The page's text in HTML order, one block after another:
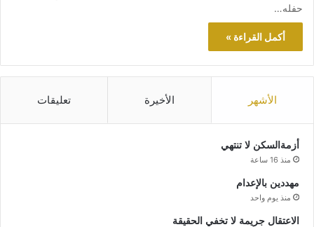
حفله…
أكمل القراءة »
الأشهر الأخيرة تعليقات
أزمةالسكن لا تنتهي
منذ 16 ساعة
مهددين بالإعدام
منذ يوم واحد
الاعتقال جريمة لا تخفي الحقيقة